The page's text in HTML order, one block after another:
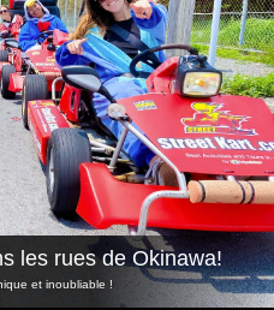
FAQ
Réservation
Magasin
Tokyo Akihabara#1
Tokyo Shibuya
Baie de Tokyo
Osaka
les rues de Okinawa!
et inoubliable !